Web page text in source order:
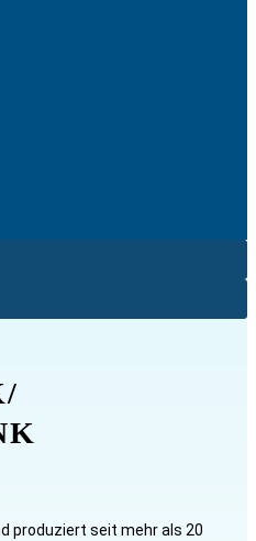
produziert seit mehr als 20